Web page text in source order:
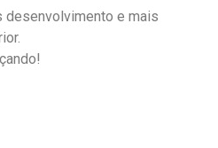
desenvolvimento e mais